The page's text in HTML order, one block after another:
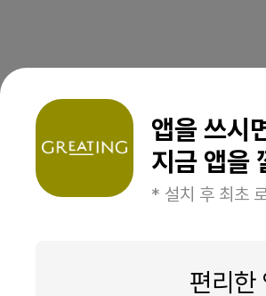
앱을 쓰시
지금 앱을
* 설치 후 최초
편리한